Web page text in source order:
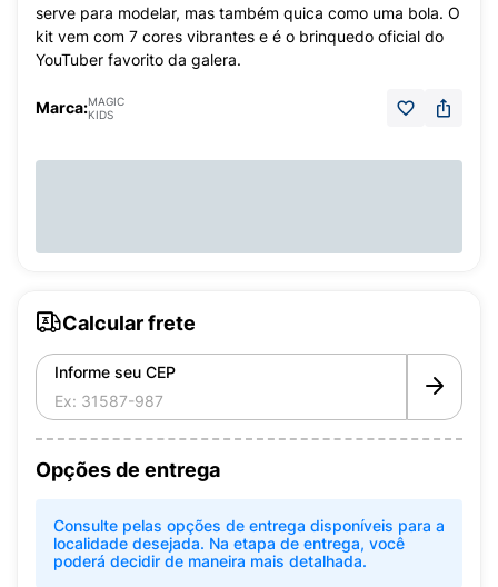
serve para modelar, mas também quica como uma bola. O
kit vem com 7 cores vibrantes e é o brinquedo oficial do
YouTuber favorito da galera.
Marca:MAGIC
KIDS
Calcular frete
Informe seu CEP
Opções de entrega
Consulte pelas opções de entrega disponíveis para a
localidade desejada. Na etapa de entrega, você
poderá decidir de maneira mais detalhada.